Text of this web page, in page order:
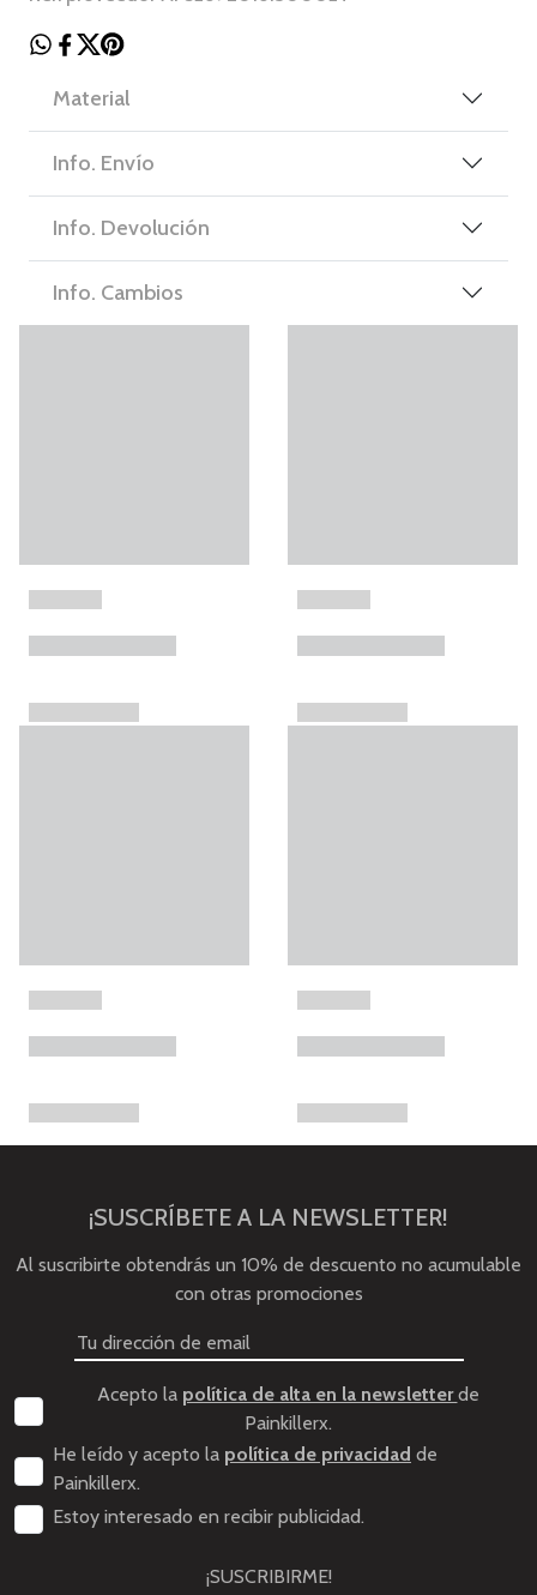
Material
Info. Envío
Info. Devolución
Info. Cambios
¡SUSCRÍBETE A LA NEWSLETTER!
Al suscribirte obtendrás un 10% de descuento no acumulable
con otras promociones
Acepto la política de alta en la newsletterde
Painkillerx.
He leído y acepto la política de privacidad de
Painkillerx.
Estoy interesado en recibir publicidad.
¡SUSCRIBIRME!